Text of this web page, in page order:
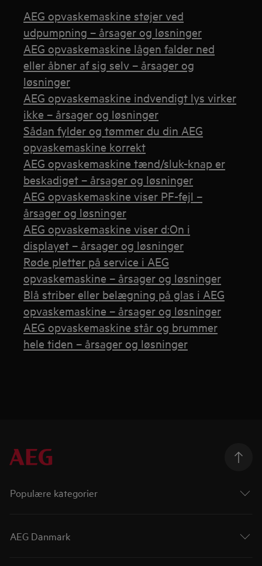
AEG opvaskemaskine støjer ved
udpumpning – årsager og løsninger
AEG opvaskemaskine lågen falder ned
eller åbner af sig selv – årsager og
løsninger
AEG opvaskemaskine indvendigt lys virker
ikke – årsager og løsninger
Sådan fylder og tømmer du din AEG
opvaskemaskine korrekt
AEG opvaskemaskine tænd/sluk-knap er
beskadiget – årsager og løsninger
AEG opvaskemaskine viser PF-fejl –
årsager og løsninger
AEG opvaskemaskine viser d:On i
displayet – årsager og løsninger
Røde pletter på service i AEG
opvaskemaskine – årsager og løsninger
Blå striber eller belægning på glas i AEG
opvaskemaskine – årsager og løsninger
AEG opvaskemaskine står og brummer
hele tiden – årsager og løsninger
Populære kategorier
AEG Danmark